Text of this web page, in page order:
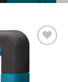
Toevoegen